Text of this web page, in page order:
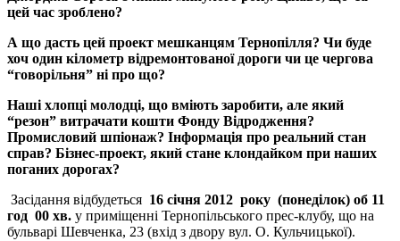
цей час зроблено?
А що дасть цей проект мешканцям Тернопілля? Чи буде
хоч один кілометр відремонтованої дороги чи це чергова
“говорільня” ні про що?
Наші хлопці молодці, що вміють заробити, але який
“резон” витрачати кошти Фонду Відродження?
Промисловий шпіонаж? Інформація про реальний стан
справ? Бізнес-проект, який стане клондайком при наших
поганих дорогах?
Засідання відбудеться 16 січня 2012 року (понеділок) об 11
год 00 хв. у приміщенні Тернопільського прес-клубу, що на
бульварі Шевченка, 23 (вхід з двору вул. О. Кульчицької).